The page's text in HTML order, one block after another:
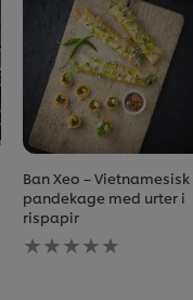
Ban Xeo – Vietnamesisk
pandekage med urter i
rispapir
Ingen
bedømmelser